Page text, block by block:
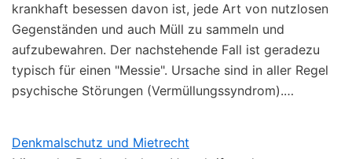
krankhaft besessen davon ist, jede Art von nutzlosen
Gegenständen und auch Müll zu sammeln und
aufzubewahren. Der nachstehende Fall ist geradezu
typisch für einen "Messie". Ursache sind in aller Regel
psychische Störungen (Vermüllungssyndrom).…
Denkmalschutz und Mietrecht